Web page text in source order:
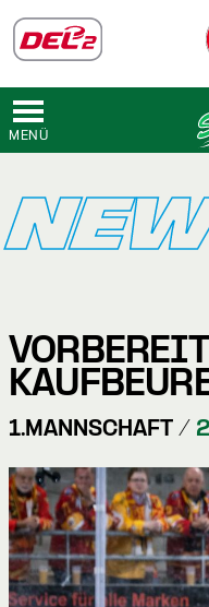
MENÜ
1.MANNSCHAFT /